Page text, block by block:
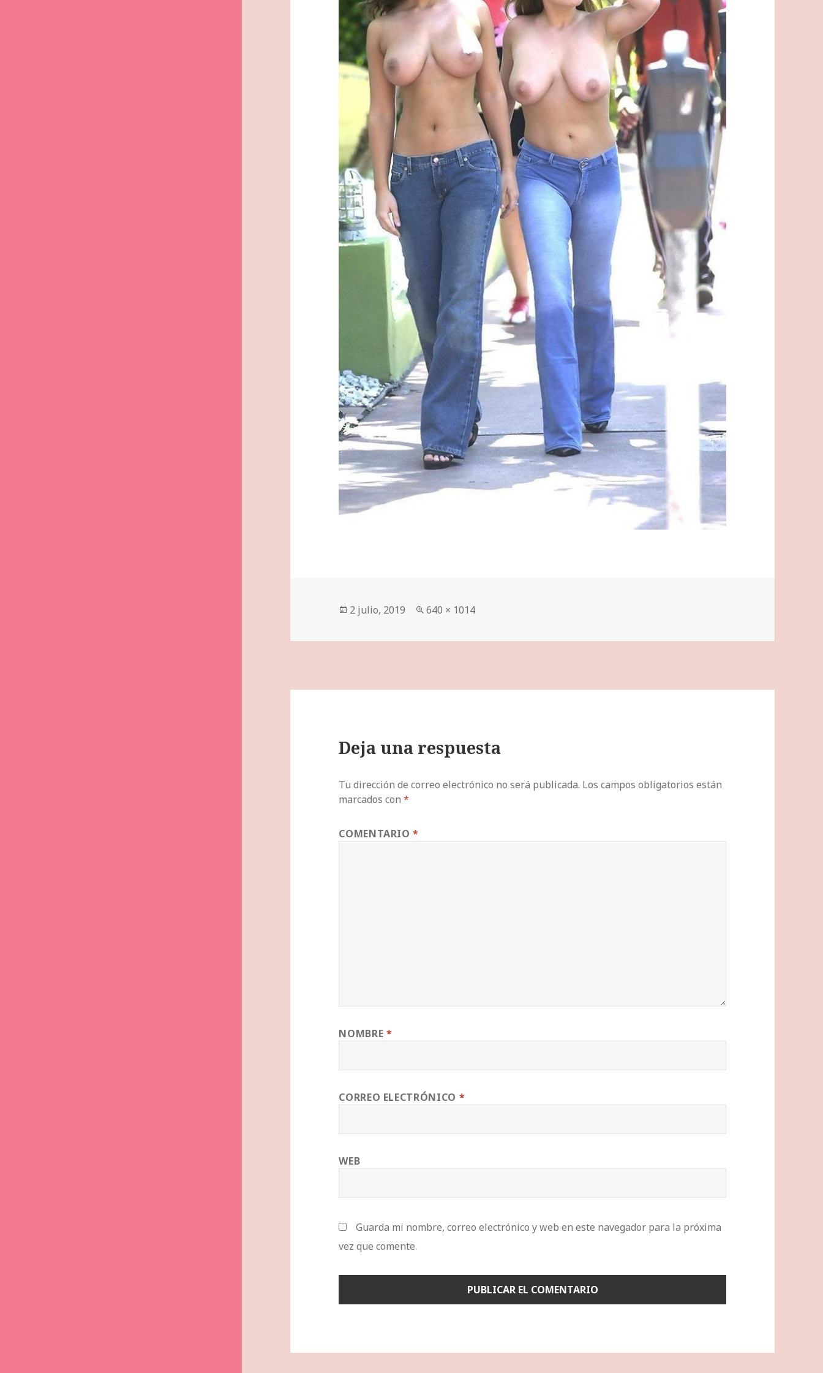
Publicado
2 julio, 2019
Tamaño
640 × 1014
Deja una respuesta
Tu dirección de correo electrónico no será publicada. Los campos obligatorios están
marcados con*
COMENTARIO*
NOMBRE *
CORREO ELECTRÓNICO *
WEB
Guarda mi nombre, correo electrónico y web en este navegador para la próxima
vez que comente.